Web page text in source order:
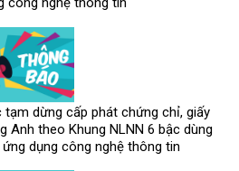
tạm dừng cấp phát chứng chỉ, giấy
Anh theo Khung NLNN 6 bậc dùng
dụng công nghệ thông tin